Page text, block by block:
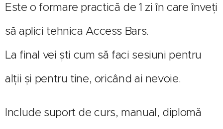
Este o formare practică de 1 zi în care înveți
să aplici tehnica Access Bars.
La final vei ști cum să faci sesiuni pentru
alții și pentru tine, oricând ai nevoie.
Include suport de curs, manual, diplomă